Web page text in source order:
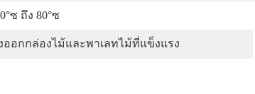
ซ ถึง 80°ซ
ออกกล่องไม้และพาเลทไม้ที่แข็งแรง